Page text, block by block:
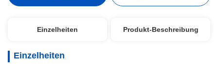
Einzelheiten Produkt-Beschreibung
Einzelheiten